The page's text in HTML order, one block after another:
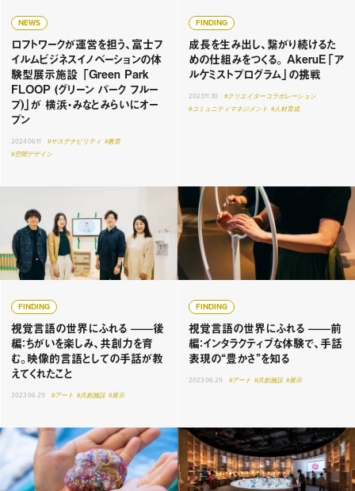
NEWS
ロフトワークが運営を担う、富士フ
イルムビジネスイノベーションの体
験型展示施設 「Green Park
FLOOP (グリーン パーク フルー
プ)」が 横浜・みなとみらいにオー
プン
2024.06.11 #サステナビリティ #教育
#空間デザイン
FINDING
成長を生み出し、繋がり続けるた
めの仕組みをつくる。 AkeruE「ア
ルケミストプログラム」の挑戦
2023.11.30
#クリエイターコラボレーション
#コミュニティマネジメント #人材育成
FINDING
視覚言語の世界にふれる ——後
編：ちがいを楽しみ、共創力を育
む。映像的言語としての手話が教
えてくれたこと
2023.06.29 #アート #共創施設 #展示
FINDING
視覚言語の世界にふれる ——前
編：インタラクティブな体験で、手話
表現の“豊かさ”を知る
2023.06.29 #アート #共創施設 #展示